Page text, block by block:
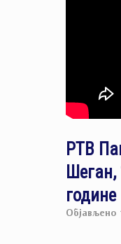
РТВ
Шеган,
године
Објављено